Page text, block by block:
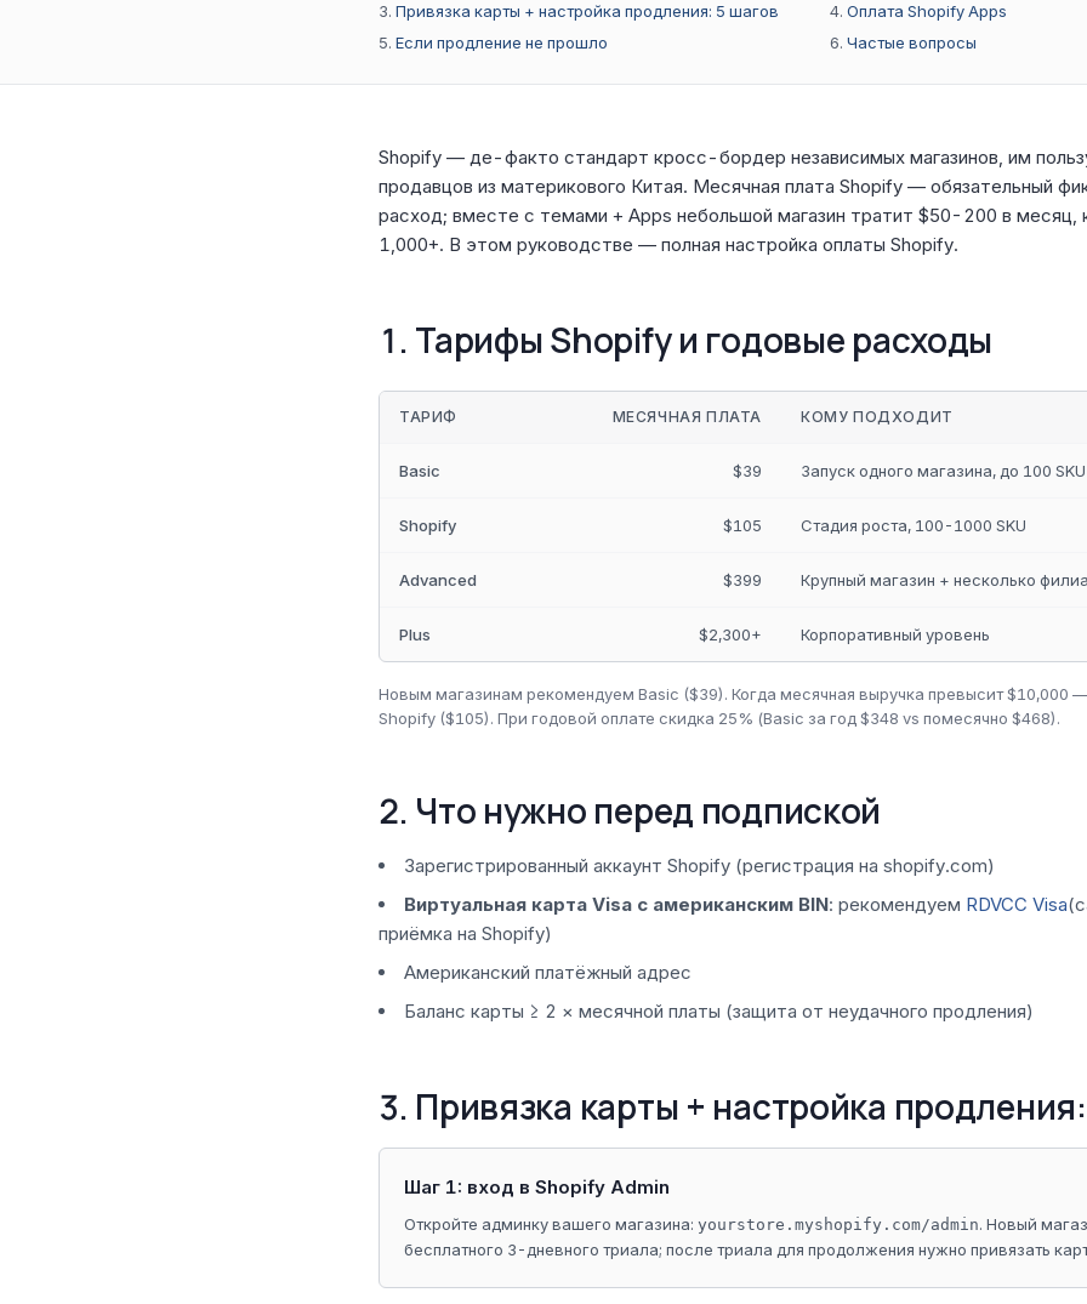
Привязка карты + настройка продления: 5 шагов
Оплата Shopify Apps
Если продление не прошло
Частые вопросы
Shopify — де-факто стандарт кросс-бордер независимых магазинов, им
продавцов из материкового Китая. Месячная плата Shopify — обязательный
расход; вместе с темами + Apps небольшой магазин тратит $50-200 в
1,000+. В этом руководстве — полная настройка оплаты Shopify.
1. Тарифы Shopify и годовые расходы
ТАРИФ МЕСЯЧНАЯ ПЛАТА КОМУ ПОДХОДИТ
Basic $39 Запуск одного магазина, до 100 SKU
Shopify $105 Стадия роста, 100-1000 SKU
Advanced $399 Крупный магазин + несколько
Plus $2,300+ Корпоративный уровень
Новым магазинам рекомендуем Basic ($39). Когда месячная выручка превысит $10,000
Shopify ($105). При годовой оплате скидка 25% (Basic за год $348 vs помесячно $468).
2. Что нужно перед подпиской
Зарегистрированный аккаунт Shopify (регистрация на shopify.com)
Виртуальная карта Visa с американским BIN: рекомендуем RDVCC Visa
приёмка на Shopify)
Американский платёжный адрес
Баланс карты ≥ 2 × месячной платы (защита от неудачного продления)
3. Привязка карты + настройка
Шаг 1: вход в Shopify Admin
Откройте админку вашего магазина: yourstore.myshopify.com/admin. Новый
бесплатного 3-дневного триала; после триала для продолжения нужно привязать